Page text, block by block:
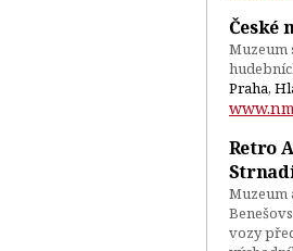
České
Muzeum
Praha,
Retro
Muzeum
vozy